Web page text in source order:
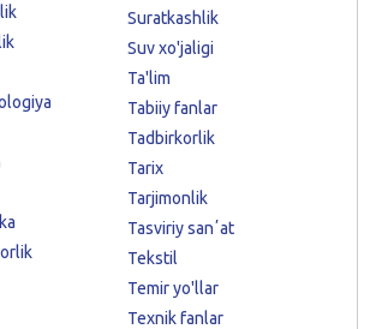
Suratkashlik
Suv xo'jaligi
Ta'lim
Tabiiy fanlar
Tadbirkorlik
Tarix
Tarjimonlik
Tasviriy sanʼat
Tekstil
Temir yo'llar
Texnik fanlar